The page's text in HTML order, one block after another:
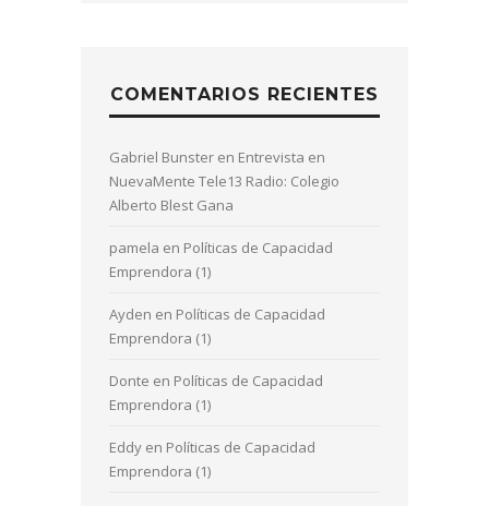
COMENTARIOS RECIENTES
Gabriel Bunster en Entrevista en
NuevaMente Tele13 Radio: Colegio
Alberto Blest Gana
pamela en Políticas de Capacidad
Emprendora (1)
Ayden en Políticas de Capacidad
Emprendora (1)
Donte en Políticas de Capacidad
Emprendora (1)
Eddy en Políticas de Capacidad
Emprendora (1)